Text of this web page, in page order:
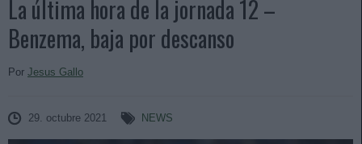
La última hora de la jornada 12 –
Benzema, baja por descanso
Por Jesus Gallo
29. octubre 2021 NEWS